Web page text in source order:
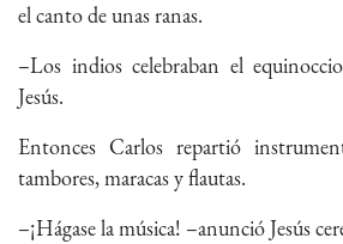
el canto de unas ranas.
–Los indios celebraban el
Jesús.
Entonces Carlos repartió
tambores, maracas y flautas.
–¡Hágase la música! –anunció Jesús